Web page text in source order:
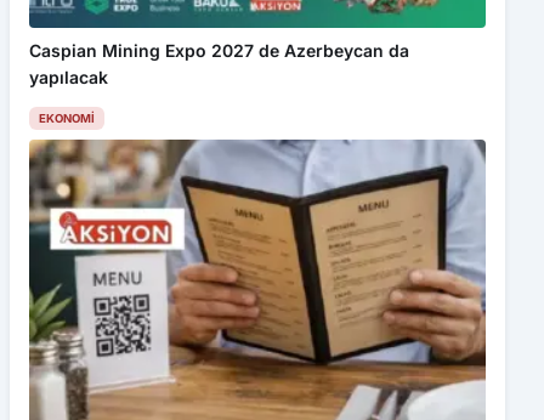
Caspian Mining Expo 2027 de Azerbeycan da
yapılacak
EKONOMI